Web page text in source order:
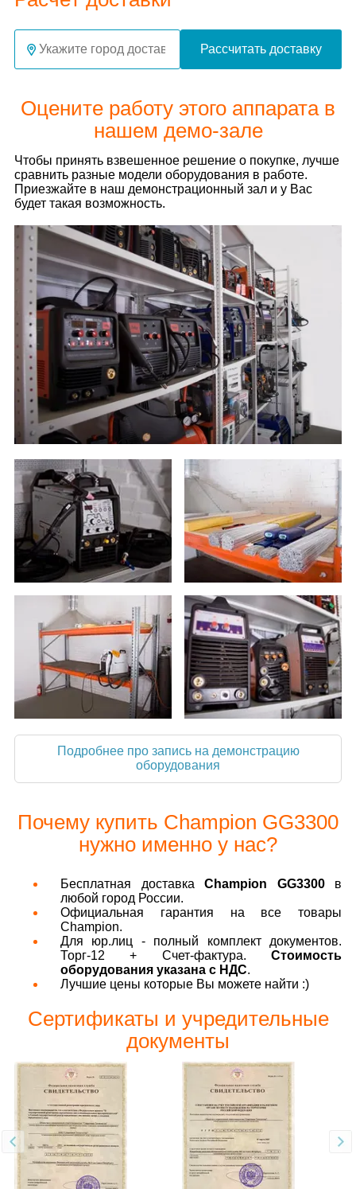
Рассчитать доставку
Оцените работу этого аппарата в
нашем демо-зале
Чтобы принять взвешенное решение о покупке, лучше
сравнить разные модели оборудования в работе.
Приезжайте в наш демонстрационный зал и у Вас
будет такая возможность.
Подробнее про запись на демонстрацию
оборудования
Почему купить Champion GG3300
нужно именно у нас?
Бесплатная доставка Champion GG3300в
любой город России.
Официальная гарантия на все товары
Champion.
Для юр.лиц - полный комплект документов.
Торг-12 + Счет-фактура. Стоимость
оборудования указана с НДС.
Лучшие цены которые Вы можете найти :)
Сертификаты и учредительные
документы